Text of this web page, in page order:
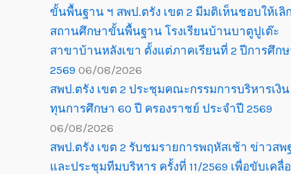
ขั้นพื้นฐาน ฯ สพป.ตรัง เขต 2 มีมติเห็นชอบให้เลิก
สถานศึกษาขั้นพื้นฐาน โรงเรียนบ้านบาตูปูเต๊ะ
สาขาบ้านหลังเขา ตั้งแต่ภาคเรียนที่ 2 ปีการศึกษ
2569 06/08/2026
สพป.ตรัง เขต 2 ประชุมคณะกรรมการบริหารเงิน
ทุนการศึกษา 60 ปี ครองราชย์ ประจำปี 2569
06/08/2026
สพป.ตรัง เขต 2 รับชมรายการพฤหัสเช้า ข่าวสพ
และประชุมทีมบริหาร ครั้งที่ 11/2569 เพื่อขับเคลื่